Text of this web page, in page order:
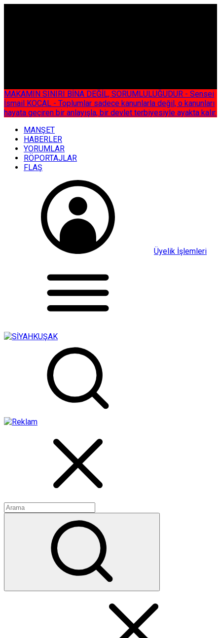
MAKAMIN SINIRI BİNA DEĞİL, SORUMLULUĞUDUR - Sensei
İsmail KOCAL - Toplumlar sadece kanunlarla değil, o kanunları
hayata geçiren bir anlayışla, bir devlet terbiyesiyle ayakta kalır.
MANŞET
HABERLER
YORUMLAR
RÖPORTAJLAR
FLAŞ
Üyelik İşlemleri